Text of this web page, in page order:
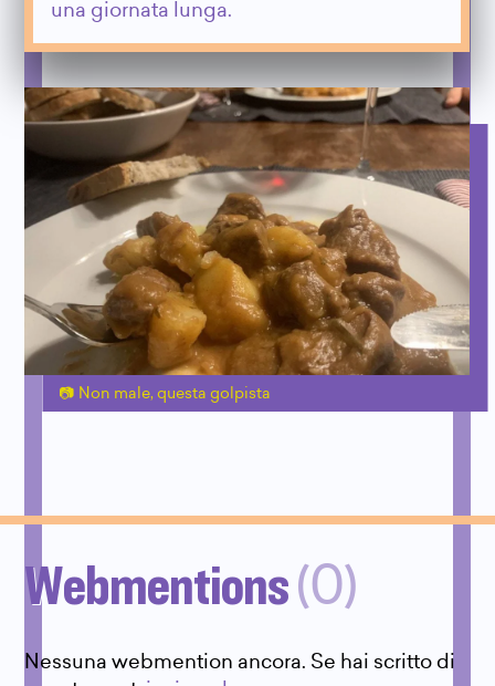
una giornata lunga.
Non male, questa golpista
Webmentions(0)
Nessuna webmention ancora. Se hai scritto di